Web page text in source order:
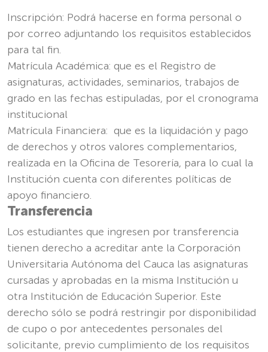
Inscripción: Podrá hacerse en forma personal o
por correo adjuntando los requisitos establecidos
para tal fin.
Matrícula Académica: que es el Registro de
asignaturas, actividades, seminarios, trabajos de
grado en las fechas estipuladas, por el cronograma
institucional
Matrícula Financiera: que es la liquidación y pago
de derechos y otros valores complementarios,
realizada en la Oficina de Tesorería, para lo cual la
Institución cuenta con diferentes políticas de
apoyo financiero.
Transferencia
Los estudiantes que ingresen por transferencia
tienen derecho a acreditar ante la Corporación
Universitaria Autónoma del Cauca las asignaturas
cursadas y aprobadas en la misma Institución u
otra Institución de Educación Superior. Este
derecho sólo se podrá restringir por disponibilidad
de cupo o por antecedentes personales del
solicitante, previo cumplimiento de los requisitos